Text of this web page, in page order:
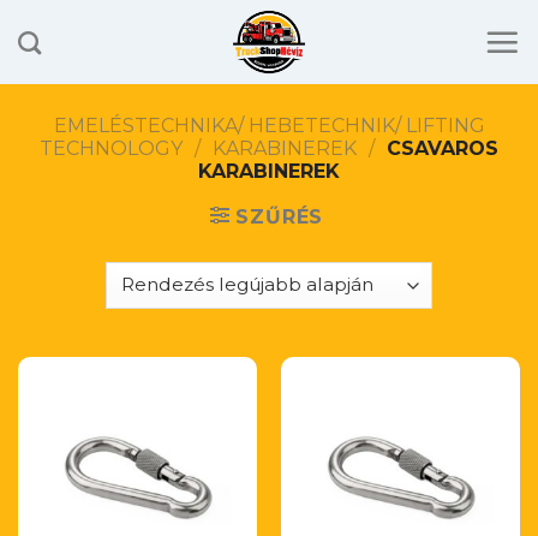
to
EMELÉSTECHNIKA/ HEBETECHNIK/ LIFTING
TECHNOLOGY / KARABINEREK / CSAVAROS
KARABINEREK
SZŰRÉS